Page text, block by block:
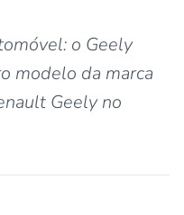
o Geely
modelo da marca
Geely no